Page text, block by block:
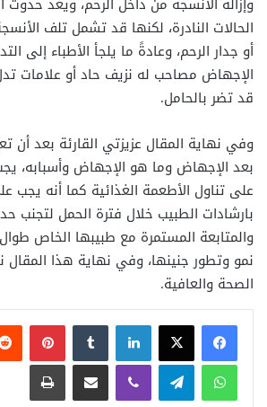
الحالات النادرة، لكنها قد تشمل تلف
أو جدار الرحم، وعادةً ما يلجأ الأطباء إلى
الإجهاض مصاحب له نزيف حاد أو علامات
قد تضر بالحامل.
وفي نهاية المقال عزيزتي القارئة بعد أن
بعد الإجهاض وما هو الإجهاض وأسبابه،
على تناول الأطعمة الغذائية كما أنه يجب
بارشادات الطبيب خلال فترة الحمل لتجنب
والمتابعة المستمرة مع طبيبها الخاص
نمو وتطور جنينها، وفي نهاية هذا المقال
الصحة والعافية.
فيسبوكX لينكدإن
واتساب تيلقرام ڤايبر مشاركة عبر البريد طباعة